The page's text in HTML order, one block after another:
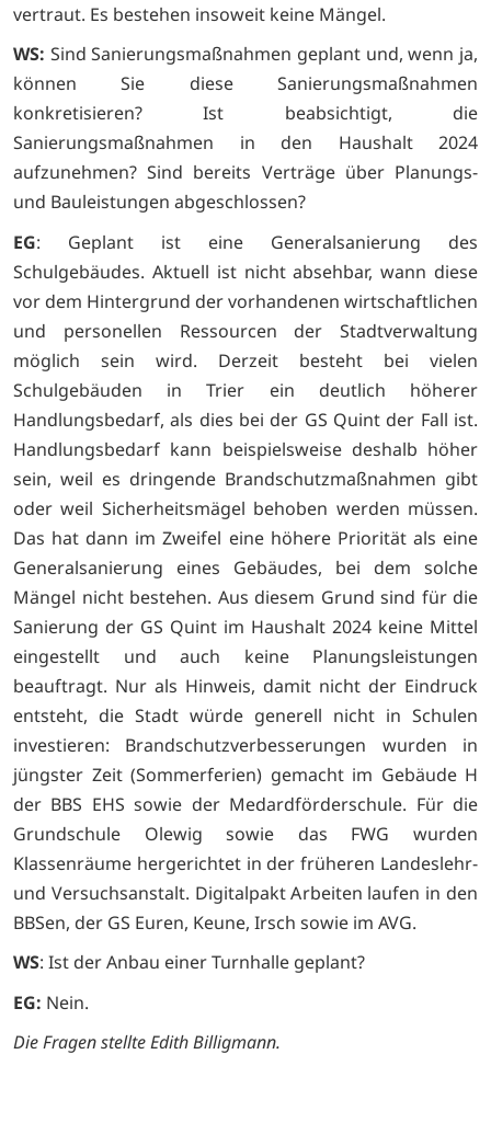
vertraut. Es bestehen insoweit keine Mängel.
WS: Sind Sanierungsmaßnahmen geplant und, wenn ja,
können Sie diese Sanierungsmaßnahmen
konkretisieren? Ist beabsichtigt, die
Sanierungsmaßnahmen in den Haushalt 2024
aufzunehmen? Sind bereits Verträge über Planungs-
und Bauleistungen abgeschlossen?
EG: Geplant ist eine Generalsanierung des
Schulgebäudes. Aktuell ist nicht absehbar, wann diese
vor dem Hintergrund der vorhandenen wirtschaftlichen
und personellen Ressourcen der Stadtverwaltung
möglich sein wird. Derzeit besteht bei vielen
Schulgebäuden in Trier ein deutlich höherer
Handlungsbedarf, als dies bei der GS Quint der Fall ist.
Handlungsbedarf kann beispielsweise deshalb höher
sein, weil es dringende Brandschutzmaßnahmen gibt
oder weil Sicherheitsmägel behoben werden müssen.
Das hat dann im Zweifel eine höhere Priorität als eine
Generalsanierung eines Gebäudes, bei dem solche
Mängel nicht bestehen. Aus diesem Grund sind für die
Sanierung der GS Quint im Haushalt 2024 keine Mittel
eingestellt und auch keine Planungsleistungen
beauftragt. Nur als Hinweis, damit nicht der Eindruck
entsteht, die Stadt würde generell nicht in Schulen
investieren: Brandschutzverbesserungen wurden in
jüngster Zeit (Sommerferien) gemacht im Gebäude H
der BBS EHS sowie der Medardförderschule. Für die
Grundschule Olewig sowie das FWG wurden
Klassenräume hergerichtet in der früheren Landeslehr-
und Versuchsanstalt. Digitalpakt Arbeiten laufen in den
BBSen, der GS Euren, Keune, Irsch sowie im AVG.
WS: Ist der Anbau einer Turnhalle geplant?
EG: Nein.
Die Fragen stellte Edith Billigmann.